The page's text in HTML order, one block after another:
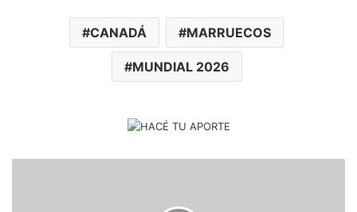
CANADÁ MARRUECOS
MUNDIAL 2026